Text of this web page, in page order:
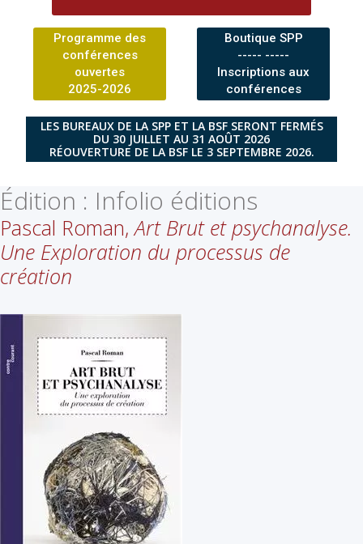
Programme des
conférences
ouvertes
2025-2026
Boutique SPP
----- -----
Inscriptions aux
conférences
LES BUREAUX DE LA SPP ET LA BSF SERONT FERMÉS
DU 30 JUILLET AU 31 AOÛT 2026
RÉOUVERTURE DE LA BSF LE 3 SEPTEMBRE 2026.
Édition : Infolio éditions
Pascal Roman,Art Brut et psychanalyse.
Une Exploration du processus de
création